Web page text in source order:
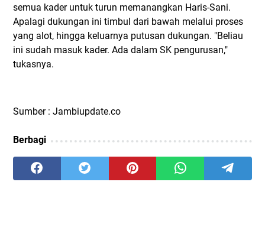
semua kader untuk turun memanangkan Haris-Sani.
Apalagi dukungan ini timbul dari bawah melalui proses
yang alot, hingga keluarnya putusan dukungan. "Beliau
ini sudah masuk kader. Ada dalam SK pengurusan,"
tukasnya.
Sumber : Jambiupdate.co
Berbagi